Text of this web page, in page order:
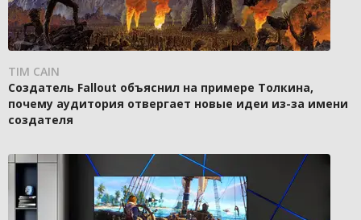
TIM CAIN
Создатель Fallout объяснил на примере Толкина,
почему аудитория отвергает новые идеи из-за имени
создателя